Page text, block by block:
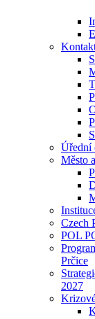
Úřední
Město
Czech
POL
Prčice
2027